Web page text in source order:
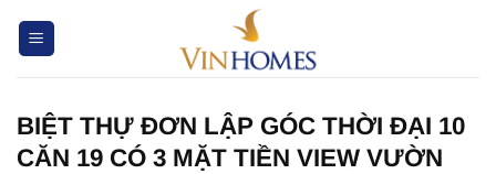
BIỆT THỰ ĐƠN LẬP GÓC THỜI ĐẠI 10
CĂN 19 CÓ 3 MẶT TIỀN VIEW VƯỜN